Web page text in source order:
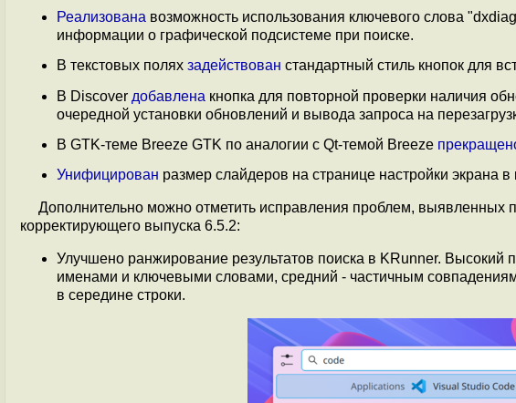
Реализована возможность использования ключевого слова
информации о графической подсистеме при поиске.
В текстовых полях задействован стандартный стиль кнопок для
В Discover добавлена кнопка для повторной проверки наличия
очередной установки обновлений и вывода запроса на
В GTK-теме Breeze GTK по аналогии с Qt-темой Breeze
Унифицирован размер слайдеров на странице настройки экрана в
Дополнительно можно отметить исправления проблем, выявленных
корректирующего выпуска 6.5.2:
Улучшено ранжирование результатов поиска в KRunner. Высокий
именами и ключевыми словами, средний - частичным
в середине строки.